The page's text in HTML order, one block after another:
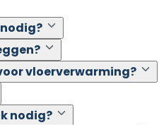
vloerverwarming?
nodig?